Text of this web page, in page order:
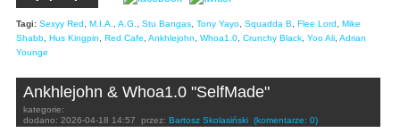
Tagi: Sexyy Red M.I.A. A.G. Stu Bangas Tony Yayo Squadda B Flee Lord
Mike
Shabb Hus Kingpin Red Cafe Ankhlejohn Whoa1.0 Crunchy Black Yoo Ali Adrian
Younge
Ankhlejohn & Whoa1.0 "SelfMade"
kategorie:
dodano: 2026-04-18 14:57 przez: Bartosz Skolasiński (komentarze: 0)